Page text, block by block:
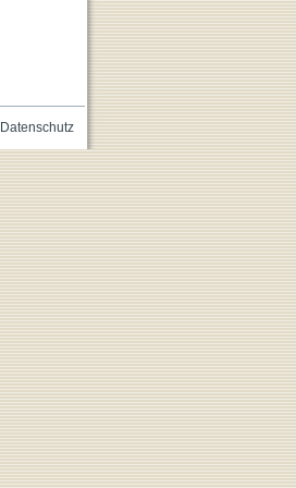
Datenschutz